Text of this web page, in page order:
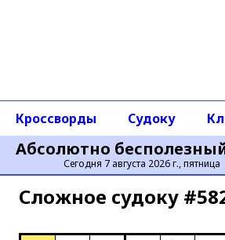
Абсолютно
Сегодня 7 августа 2026 г., пятница
Кроссворды Судоку
Сложное cудоку